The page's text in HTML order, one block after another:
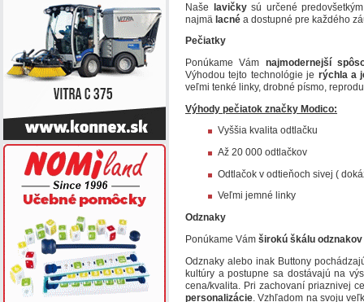
Naše lavičkysú určené predovšetkým
najmä lacné a dostupné pre každého
Pečiatky
Ponúkame Vám najmodernejší
Výhodou tejto technológie je rýchla a
veľmi tenké linky, drobné písmo,
Výhody pečiatok značky Modico:
Vyššia kvalita odtlačku
Až 20 000 odtlačkov
Odtlačok v odtieňoch sivej (
Veľmi jemné linky
Odznaky
Ponúkame Vám širokú škálu
Odznaky alebo inak Buttony
kultúry a postupne sa dostávajú na
cena/kvalita. Pri zachovaní priaznivej
personalizácie . Vzhľadom na svoju